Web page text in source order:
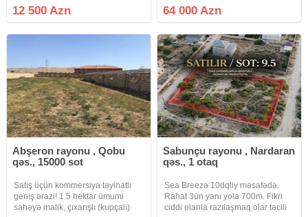
tökülüb. Qaz, işıq, su xətləri
yaxından keçir, 100 metrlikdən
12 500 Azn
Novxanının sonu – Saray
qəsəbəsinin girişi, Link Oil
yaxınlığında yerləşən 10–12 sot
64 000 Azn
Abşeron rayonu , Qobu
qəs., 15000 sot
Satış üçün kommersiya təyinatlı
geniş ərazi! 1.5 hektar ümumi
sahəyə malik, çıxarışlı (kupçalı)
Sabunçu rayonu , Nardaran
qəs., 1 otaq
Sea Breezə 10dqliy məsafədə.
Rahat 3ün yanı yola 700m. Fikri
ciddi olanla razılaşmaq olar təcili